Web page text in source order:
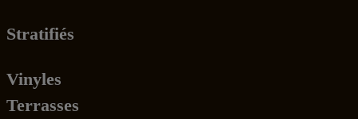
Stratifiés
Vinyles
Terrasses